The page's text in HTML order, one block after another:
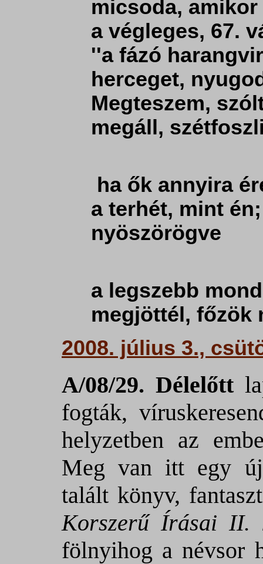
micsoda,
a végleges, 67.
''a fázó
herceget,
Megteszem,
megáll,
ha ők annyira
a terhét, mint
nyöszörögve
a legszebb
megjöttél, főzök
2008. július 3.,
A/08/29. Délelőtt
fogták,
helyzetben az
Meg van itt egy
talált könyv,
Korszerű Írásai II.
fölnyihog a névsor